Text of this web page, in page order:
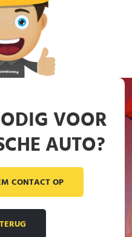
VOOR
AUTO?
CONTACT OP